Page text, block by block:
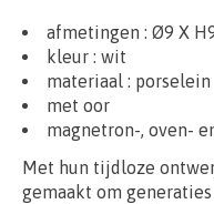
afmetingen : Ø9 X
kleur : wit
materiaal : porselein
met oor
magnetron-, oven-
Met hun tijdloze
gemaakt om